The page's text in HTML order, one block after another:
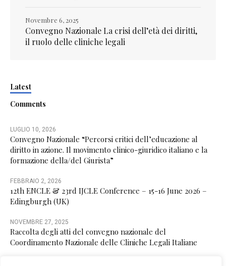
Convegno Nazionale La crisi dell’età dei diritti,
il ruolo delle cliniche legali
Novembre 6, 2025
Latest
Comments
LUGLIO 10, 2026
Convegno Nazionale “Percorsi critici dell’educazione al
diritto in azione. Il movimento clinico-giuridico italiano e la
formazione della/del Giurista”
FEBBRAIO 2, 2026
12th ENCLE & 23rd IJCLE Conference – 15-16 June 2026 –
Edingburgh (UK)
NOVEMBRE 27, 2025
Raccolta degli atti del convegno nazionale del
Coordinamento Nazionale delle Cliniche Legali Italiane